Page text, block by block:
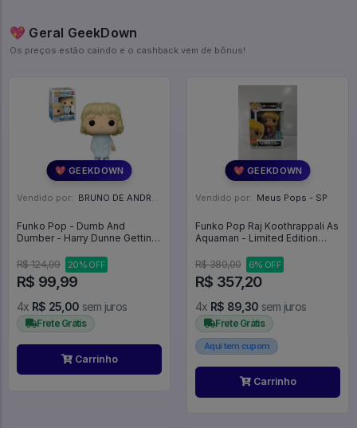
💖 Geral GeekDown
Os preços estão caindo e o cashback vem de bônus!
💖 GEEKDOWN
Vendido por: BRUNO DE ANDRADE CLEMENTE - SC
Funko Pop - Dumb And
Dumber - Harry Dunne Getting
Dumber #1042
R$ 124,99 20% OFF
R$ 99,99
4x R$ 25,00 sem juros
Frete Grátis
Carrinho
💖 GEEKDOWN
Vendido por: Meus Pops - SP
Funko Pop Raj Koothrappali As
Aquaman - Limited Edition
Bang Theory #832
R$ 380,00 6% OFF
R$ 357,20
4x R$ 89,30 sem juros
Frete Grátis
Aqui tem cupom
Carrinho